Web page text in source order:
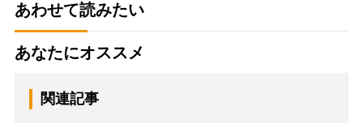
あわせて読みたい
あなたにオススメ
関連記事